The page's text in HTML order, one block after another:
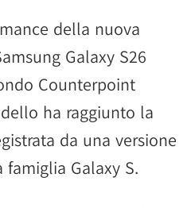
della nuova
Galaxy S26
Counterpoint
ha raggiunto la
da una versione
Galaxy S.